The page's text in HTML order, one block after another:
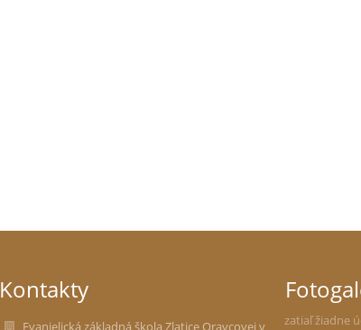
Kontakty
Evanjelická základná škola Zlatice Oravcovej v
zatiaľ žiadne